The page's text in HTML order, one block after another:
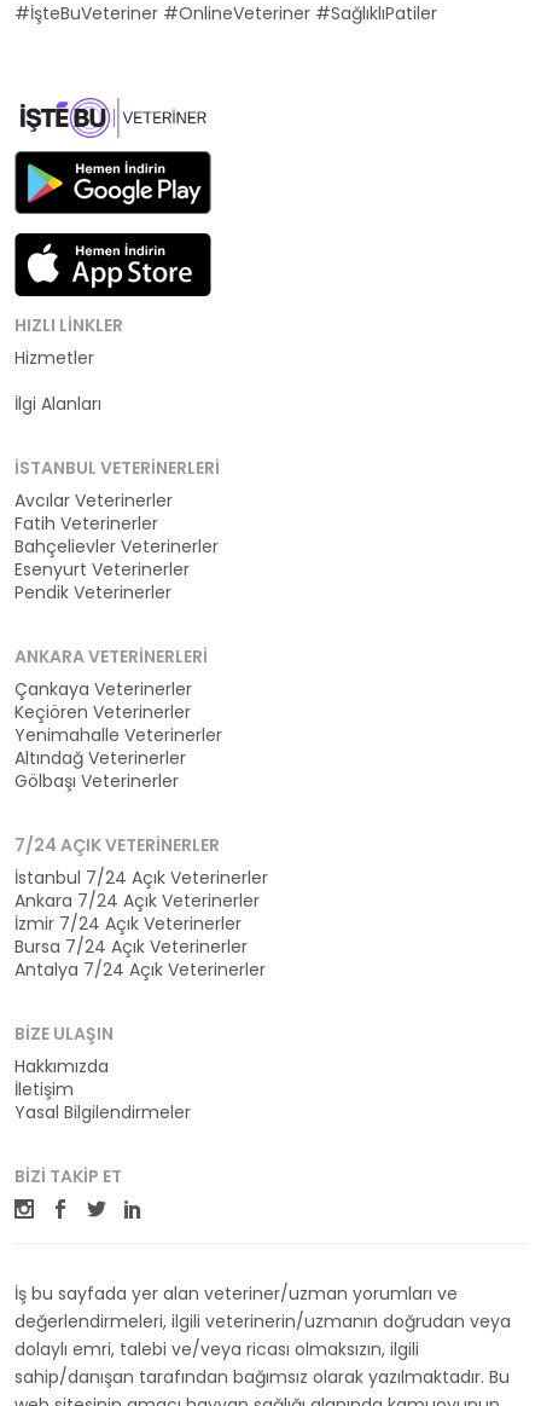
#İşteBuVeteriner #OnlineVeteriner #SağlıklıPatiler
HIZLI LINKLER
Hizmetler
İlgi Alanları
İSTANBUL VETERINERLERI
Avcılar Veterinerler
Fatih Veterinerler
Bahçelievler Veterinerler
Esenyurt Veterinerler
Pendik Veterinerler
ANKARA VETERINERLERI
Çankaya Veterinerler
Keçiören Veterinerler
Yenimahalle Veterinerler
Altındağ Veterinerler
Gölbaşı Veterinerler
7/24 AÇIK VETERINERLER
İstanbul 7/24 Açık Veterinerler
Ankara 7/24 Açık Veterinerler
İzmir 7/24 Açık Veterinerler
Bursa 7/24 Açık Veterinerler
Antalya 7/24 Açık Veterinerler
BIZE ULAŞIN
Hakkımızda
İletişim
Yasal Bilgilendirmeler
BIZI TAKIP ET
İş bu sayfada yer alan veteriner/uzman yorumları ve
değerlendirmeleri, ilgili veterinerin/uzmanın doğrudan veya
dolaylı emri, talebi ve/veya ricası olmaksızın, ilgili
sahip/danışan tarafından bağımsız olarak yazılmaktadır. Bu